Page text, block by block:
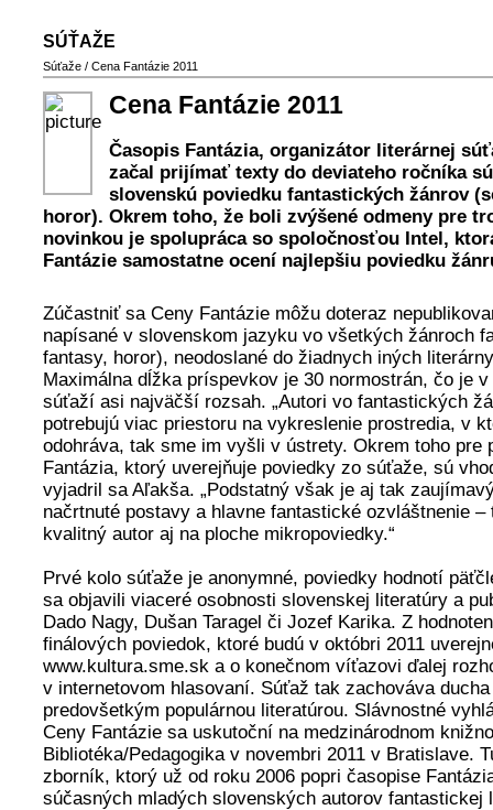
SÚŤAŽE
Súťaže / Cena Fantázie 2011
Cena Fantázie 2011
Časopis Fantázia, organizátor literárnej
začal prijímať texty do deviateho ročníka
slovenskú poviedku fantastických žánrov
horor). Okrem toho, že boli zvýšené odmeny pre
novinkou je spolupráca so spoločnosťou Intel,
Fantázie samostatne ocení najlepšiu poviedku
Zúčastniť sa Ceny Fantázie môžu doteraz
napísané v slovenskom jazyku vo všetkých žánroch
fantasy, horor), neodoslané do žiadnych iných
Maximálna dĺžka príspevkov je 30 normostrán, čo je
súťaží asi najväčší rozsah. „Autori vo fantastických
potrebujú viac priestoru na vykreslenie prostredia, v
odohráva, tak sme im vyšli v ústrety. Okrem toho pre
Fantázia, ktorý uverejňuje poviedky zo súťaže, sú
vyjadril sa Aľakša. „Podstatný však je aj tak
načrtnuté postavy a hlavne fantastické ozvláštnenie
kvalitný autor aj na ploche mikropoviedky.“
Prvé kolo súťaže je anonymné, poviedky hodnotí
sa objavili viaceré osobnosti slovenskej literatúry a
Dado Nagy, Dušan Taragel či Jozef Karika. Z
finálových poviedok, ktoré budú v októbri 2011
www.kultura.sme.sk a o konečnom víťazovi ďalej
v internetovom hlasovaní. Súťaž tak zachováva
predovšetkým populárnou literatúrou. Slávnostné
Ceny Fantázie sa uskutoční na medzinárodnom
Bibliotéka/Pedagogika v novembri 2011 v Bratislave.
zborník, ktorý už od roku 2006 popri časopise
súčasných mladých slovenských autorov fantastickej